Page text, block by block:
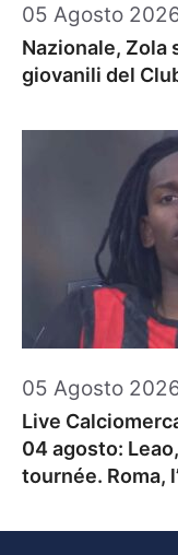
05 Agosto
Nazionale,
giovanili del
05 Agosto
Live
04 agosto:
tournée. Roma,